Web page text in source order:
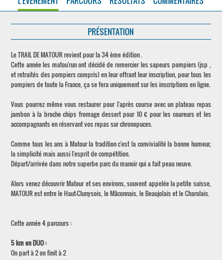
PRÉSENTATION
Le TRAIL DE MATOUR revient pour la 34 ème édition .
Cette année les matou'run ont décidé de remercier les sapeurs pompiers (jsp ,
et retraités des pompiers compris) en leur offrant leur inscription, pour tous les
pompiers de toute la France, ça se fera uniquement sur les inscriptions en ligne.
Vous pourrez même vous restaurer pour l'après course avec un plateau repas
jambon à la broche chips fromage dessert pour 10 € pour les coureurs et les
accompagnants en réservant vos repas sur chronopuces.
Comme tous les ans à Matour la tradition c'est la convivialité la bonne humeur,
la simplicité mais aussi l'esprit de compétition.
Départ/arrivée dans notre superbe parc du manoir qui a fait peau neuve.
Alors venez découvrir Matour et ses environs, souvent appelée la petite suisse,
MATOUR est entre le Haut-Clunysois, le Mâconnais, le Beaujolais et le Charolais.
Cette année 4 parcours :
5 km en DUO :
On part à 2 on finit à 2